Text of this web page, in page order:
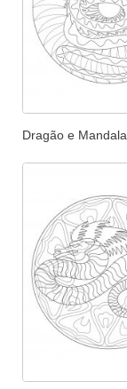
Dragão e Mandala